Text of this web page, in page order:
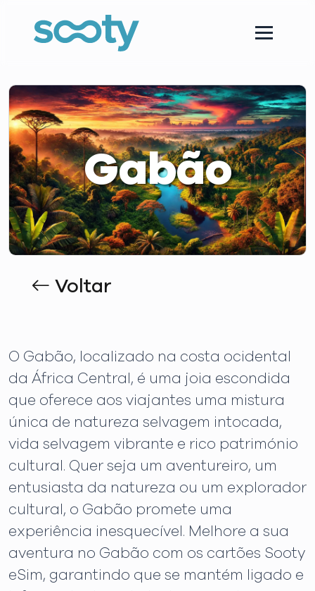
Gabão
Voltar
O Gabão, localizado na costa ocidental
da África Central, é uma joia escondida
que oferece aos viajantes uma mistura
única de natureza selvagem intocada,
vida selvagem vibrante e rico património
cultural. Quer seja um aventureiro, um
entusiasta da natureza ou um explorador
cultural, o Gabão promete uma
experiência inesquecível. Melhore a sua
aventura no Gabão com os cartões Sooty
eSim, garantindo que se mantém ligado e